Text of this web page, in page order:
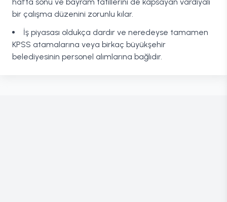
bir çalışma düzenini zorunlu kılar.
İş piyasası oldukça dardır ve neredeyse tamamen
KPSS atamalarına veya birkaç büyükşehir
belediyesinin personel alımlarına bağlıdır.